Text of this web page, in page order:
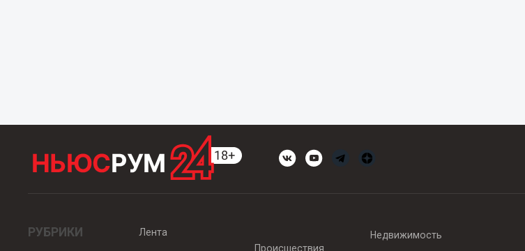
РУБРИКИ
Лента
Происшествия
Недвижимость